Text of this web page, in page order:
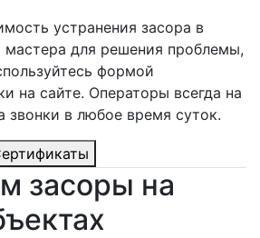
устранения засора в
мастера для решения проблемы,
формой
на сайте. Операторы всегда на
звонки в любое время суток.
засоры на